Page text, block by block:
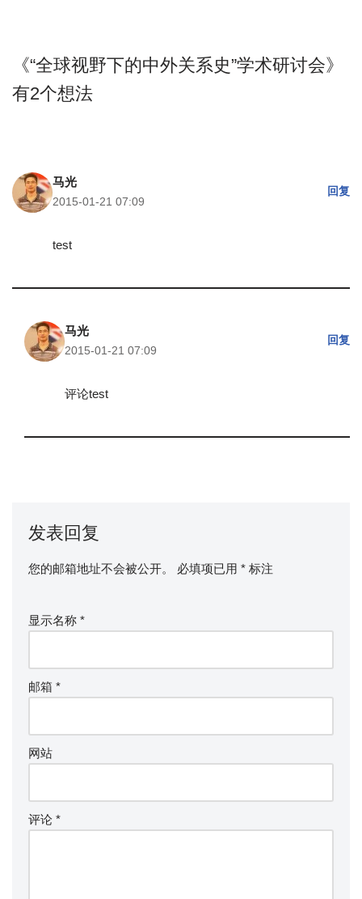
《“全球视野下的中外关系史”学术研讨会》
有2个想法
马光
2015-01-21 07:09
回复
test
马光
2015-01-21 07:09
回复
评论test
发表回复
您的邮箱地址不会被公开。 必填项已用 * 标注
显示名称 *
邮箱 *
网站
评论 *